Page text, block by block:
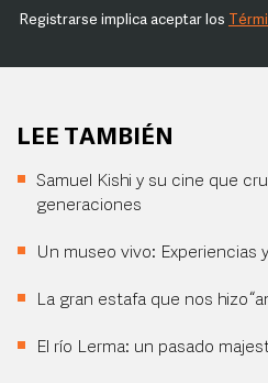
Registrarse implica aceptar los
LEE TAMBIÉN
Samuel Kishi y su cine que
generaciones
Un museo vivo: Experiencias
La gran estafa que nos hizo
El río Lerma: un pasado